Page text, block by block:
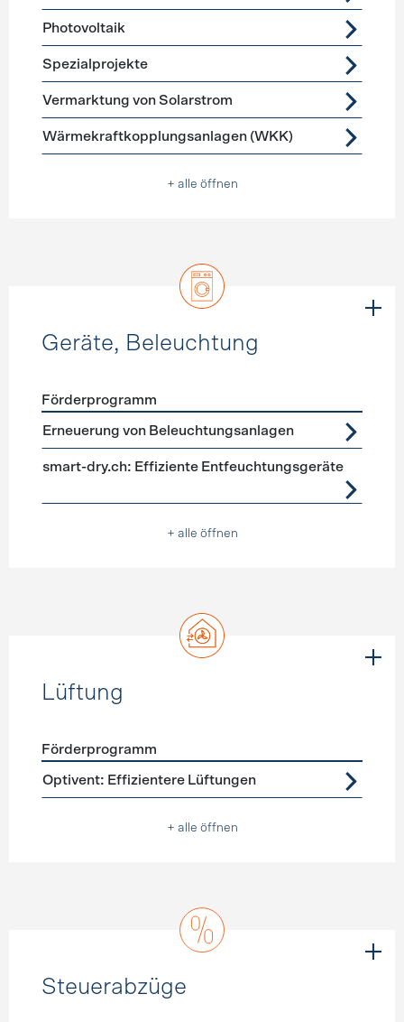
Photovoltaik
Spezialprojekte
Vermarktung von Solarstrom
Wärmekraftkopplungsanlagen (WKK)
+ alle öffnen
Geräte, Beleuchtung
Förderprogramme Geräte, Beleuchtung
Förderprogramm
Erneuerung von Beleuchtungsanlagen
smart-dry.ch: Effiziente Entfeuchtungsgeräte
+ alle öffnen
Lüftung
Förderprogramme Lüftung
Förderprogramm
Optivent: Effizientere Lüftungen
+ alle öffnen
Steuerabzüge